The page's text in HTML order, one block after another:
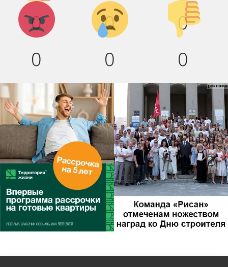
0 0 0
Агрессия!
0
Грусть :
(
0
Палец
вниз!
0